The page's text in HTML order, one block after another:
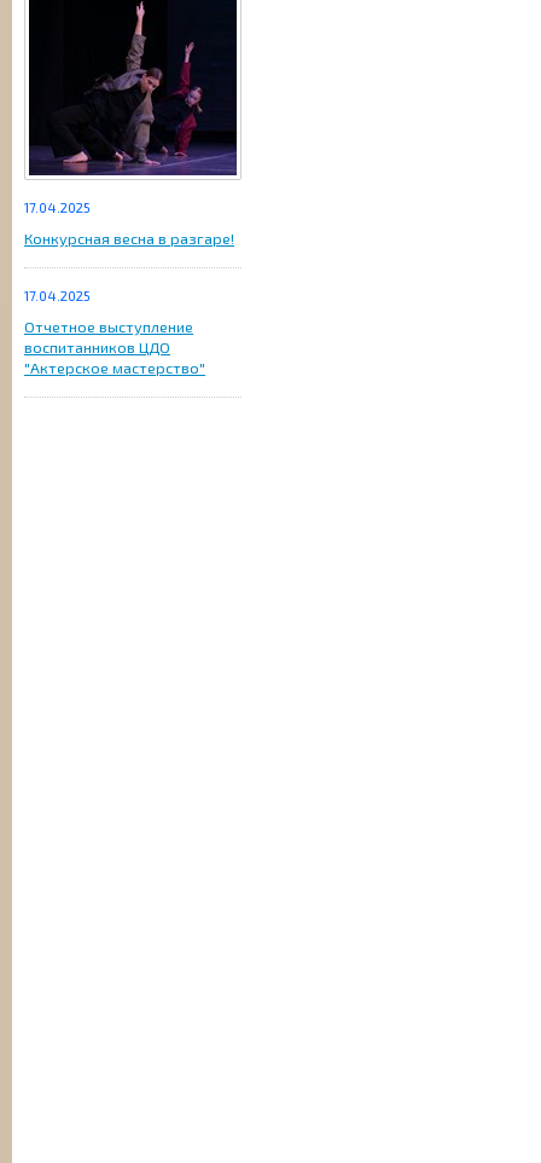
17.04.2025
Конкурсная весна в разгаре!
17.04.2025
Отчетное выступление
воспитанников ЦДО
"Актерское мастерство"